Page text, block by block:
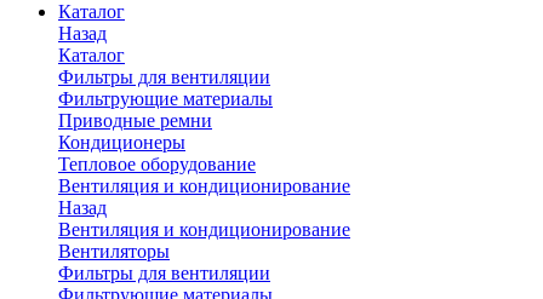
Каталог
Назад
Каталог
Фильтры для вентиляции
Фильтрующие материалы
Приводные ремни
Кондиционеры
Тепловое оборудование
Вентиляция и кондиционирование
Назад
Вентиляция и кондиционирование
Вентиляторы
Фильтры для вентиляции
Фильтрующие материалы